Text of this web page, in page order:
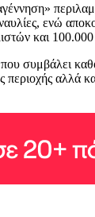
ενώ
και 100.000
συμβάλει
περιοχής αλλά